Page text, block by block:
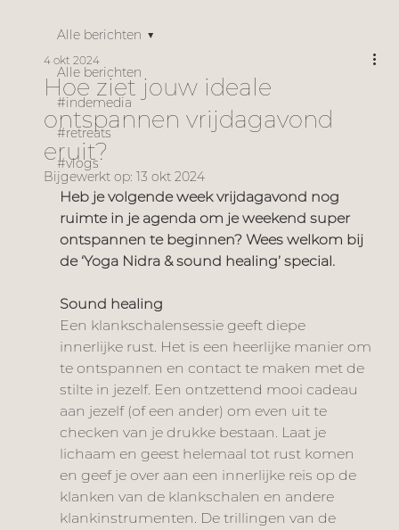
Alle berichten
#indemedia
#retreats
#vlogs
Alle berichten
Hoe ziet jouw ideale
ontspannen vrijdagavond
eruit?
4 okt 2024
Bijgewerkt op: 13 okt 2024
Heb je volgende week vrijdagavond nog
ruimte in je agenda om je weekend super
ontspannen te beginnen? Wees welkom bij
de ‘Yoga Nidra & sound healing’ special.
Sound healing
Een klankschalensessie geeft diepe
innerlijke rust. Het is een heerlijke manier om
te ontspannen en contact te maken met de
stilte in jezelf. Een ontzettend mooi cadeau
aan jezelf (of een ander) om even uit te
checken van je drukke bestaan. Laat je
lichaam en geest helemaal tot rust komen
en geef je over aan een innerlijke reis op de
klanken van de klankschalen en andere
klankinstrumenten. De trillingen van de